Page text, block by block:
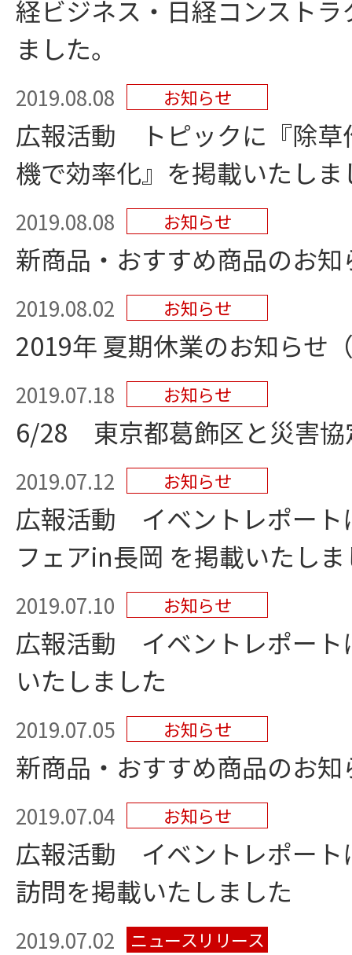
経ビジネス・日経コンスト
ました。
2019.08.08 お知らせ
広報活動 トピックに『除草
機で効率化』を掲載いたしま
2019.08.08 お知らせ
新商品・おすすめ商品のお
2019.08.02 お知らせ
2019年 夏期休業のお知らせ
2019.07.18 お知らせ
6/28 東京都葛飾区と災害協
2019.07.12 お知らせ
広報活動 イベントレポート
フェアin長岡 を掲載いたし
2019.07.10 お知らせ
広報活動 イベントレポート
いたしました
2019.07.05 お知らせ
新商品・おすすめ商品のお知
2019.07.04 お知らせ
広報活動 イベントレポート
訪問を掲載いたしました
2019.07.02 ニュースリリース